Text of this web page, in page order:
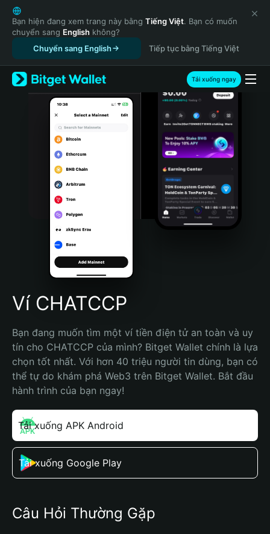
English
日本語
Tiếng Việt
Русский
Español (Latinoamérica)
Türkçe
Italiano
Português (Portugal)
Bahasa Indonesia
Português (Brasil)
Español (Argentina)
Bạn hiện đang xem trang này bằng Tiếng Việt. Bạn có muốn
chuyển sang English không?
Chuyển sang English
Tiếp tục bằng Tiếng Việt
Tải xuống ngay
Ví CHATCCP
Bạn đang muốn tìm một ví tiền điện tử an toàn và uy
tín cho CHATCCP của mình? Bitget Wallet chính là lựa
chọn tốt nhất. Với hơn 40 triệu người tin dùng, bạn có
thể tự do khám phá Web3 trên Bitget Wallet. Bắt đầu
hành trình của bạn ngay!
Tải xuống APK Android
Tải xuống Google Play
Câu Hỏi Thường Gặp